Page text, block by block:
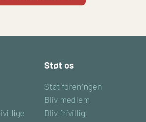
Støt os
Støt foreningen
Bliv medlem
Bliv frivillig